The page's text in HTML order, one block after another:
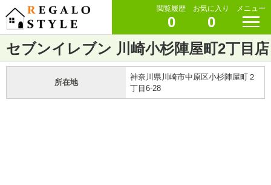
閲覧履歴
0
お気に入り
0
メニュー
セブンイレブン 川崎小杉陣屋町2丁目店
所在地
神奈川県川崎市中原区小杉陣屋町２
丁目6-28